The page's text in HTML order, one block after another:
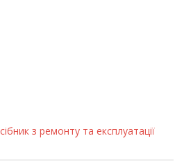
з ремонту та експлуатації